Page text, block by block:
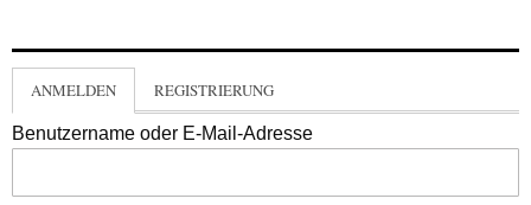
ANMELDEN REGISTRIERUNG
Benutzername oder E-Mail-Adresse